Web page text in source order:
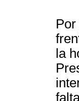
la